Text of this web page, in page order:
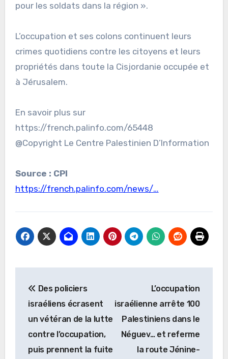
pour les soldats dans la région ».
L’occupation et ses colons continuent leurs
crimes quotidiens contre les citoyens et leurs
propriétés dans toute la Cisjordanie occupée et
à Jérusalem.
En savoir plus sur
https://french.palinfo.com/65448
@Copyright Le Centre Palestinien D’Information
Source : CPI
https://french.palinfo.com/news/…
de
l’article
Des policiers
israéliens écrasent
un vétéran de la lutte
contre l’occupation,
puis prennent la fuite
L’occupation
israélienne arrête 100
Palestiniens dans le
Néguev… et referme
la route Jénine-